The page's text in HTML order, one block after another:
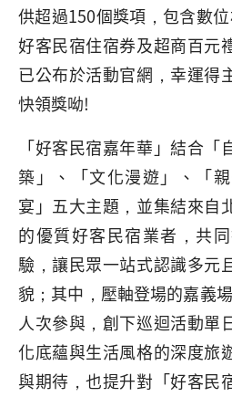
供超過150個獎項，包含數
好客民宿住宿券及超商百元
已公布於活動官網，幸運得
快領獎呦!
「好客民宿嘉年華」結合
築」、「文化漫遊」、「
宴」五大主題，並集結來自
的優質好客民宿業者，共
驗，讓民眾一站式認識多元
貌；其中，壓軸登場的嘉義
人次參與，創下巡迴活動單
化底蘊與生活風格的深度旅
與期待，也提升對「好客民